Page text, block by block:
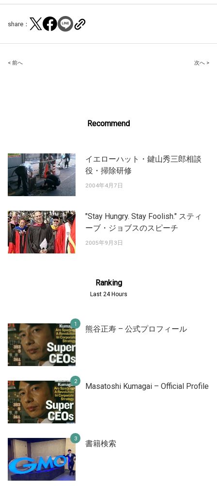
share：
Post
< 前へ 次へ >
Recommend
イエローハット・鍵山秀三郎相談
役・掃除研修
2004年4月7日
"Stay Hungry. Stay Foolish." スティ
ーブ・ジョブスのスピーチ
2005年9月3日
Ranking
Last 24 Hours
熊谷正寿 – 公式プロフィール
Masatoshi Kumagai – Official Profile
書籍検索